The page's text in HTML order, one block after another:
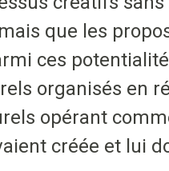
que les
ces
organisés en
opérant
créée et lui